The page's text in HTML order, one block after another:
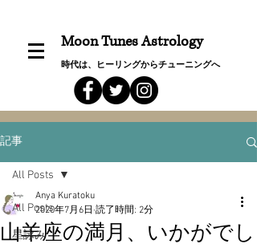
Moon Tunes Astrology
時代は、ヒーリングからチューニングへ
記事
All Posts
星詠み
All Posts
山羊座の満月、いかがでし
Anya Kuratoku
2020年7月6日 読了時間: 2分